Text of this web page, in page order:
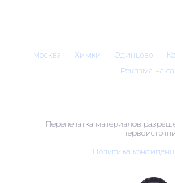
Москва Химки Одинцово
Реклама на
Перепечатка материалов
Политика